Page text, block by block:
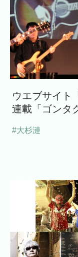
ウエブサイト
連載「ゴンタ
#大杉漣